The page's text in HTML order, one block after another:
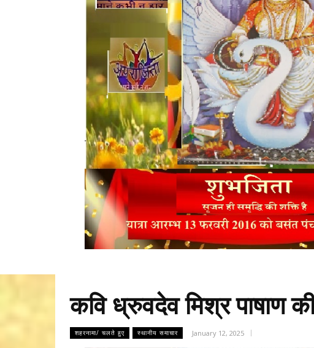
कवि ध्रुवदेव मिश्र पाषाण
शहरनामा/ चलते हुए स्थानीय समाचार January 12, 2025